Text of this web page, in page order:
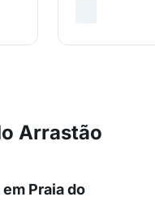
Arrastão
Praia do